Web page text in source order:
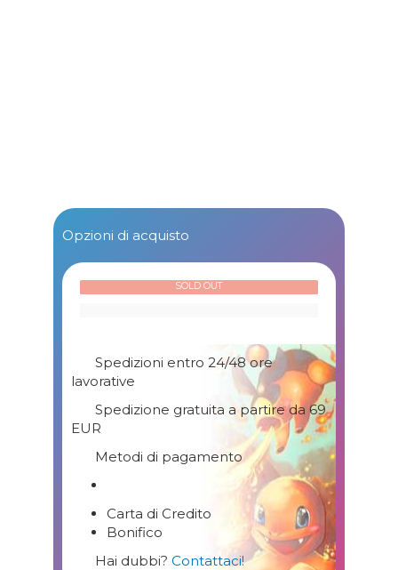
Opzioni di acquisto
Spedizioni entro 24/48 ore
lavorative
Spedizione gratuita a partire da 69
EUR
Metodi di pagamento
Carta di Credito
Bonifico
Hai dubbi? Contattaci!
SOLD OUT